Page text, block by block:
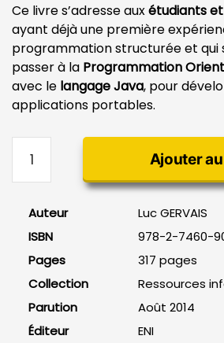
Ce livre s’adresse auxétudiants
ayant déjà une première
programmation structurée et qui
passer à la Programmation
avec le langage Java, pour
applications portables.
Apprendre
Programmation
Orientée
Objet
avec
langage
Java
Ajouter
Auteur
Luc GERVAIS
ISBN
978-2-7460-
Pages
317 pages
Collection
Ressources
Parution
Août 2014
Éditeur
ENI